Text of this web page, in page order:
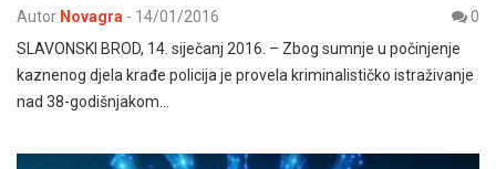
Autor Novagra - 14/01/2016
0
SLAVONSKI BROD, 14. siječanj 2016. – Zbog sumnje u počinjenje
kaznenog djela krađe policija je provela kriminalističko istraživanje
nad 38-godišnjakom…